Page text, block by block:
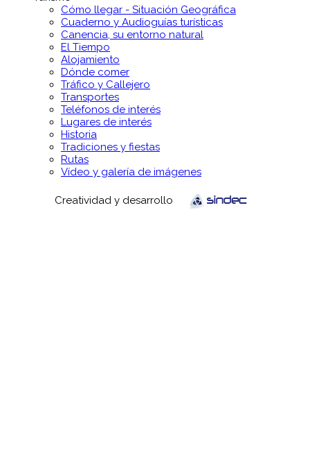
Cómo llegar - Situación Geográfica
Cuaderno y Audioguías turísticas
Canencia, su entorno natural
El Tiempo
Alojamiento
Dónde comer
Tráfico y Callejero
Transportes
Teléfonos de interés
Lugares de interés
Historia
Tradiciones y fiestas
Rutas
Vídeo y galería de imágenes
Creatividad y desarrollo